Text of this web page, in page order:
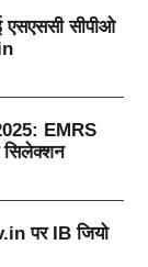
सीपीओ
EMRS
सिलेक्शन
पर IB जियो